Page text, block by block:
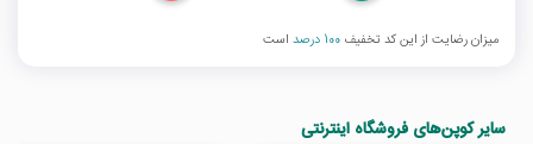
میزان رضایت از این کد تخفیف 100 درصد است
سایر کوپن‌های فروشگاه اینترنتی